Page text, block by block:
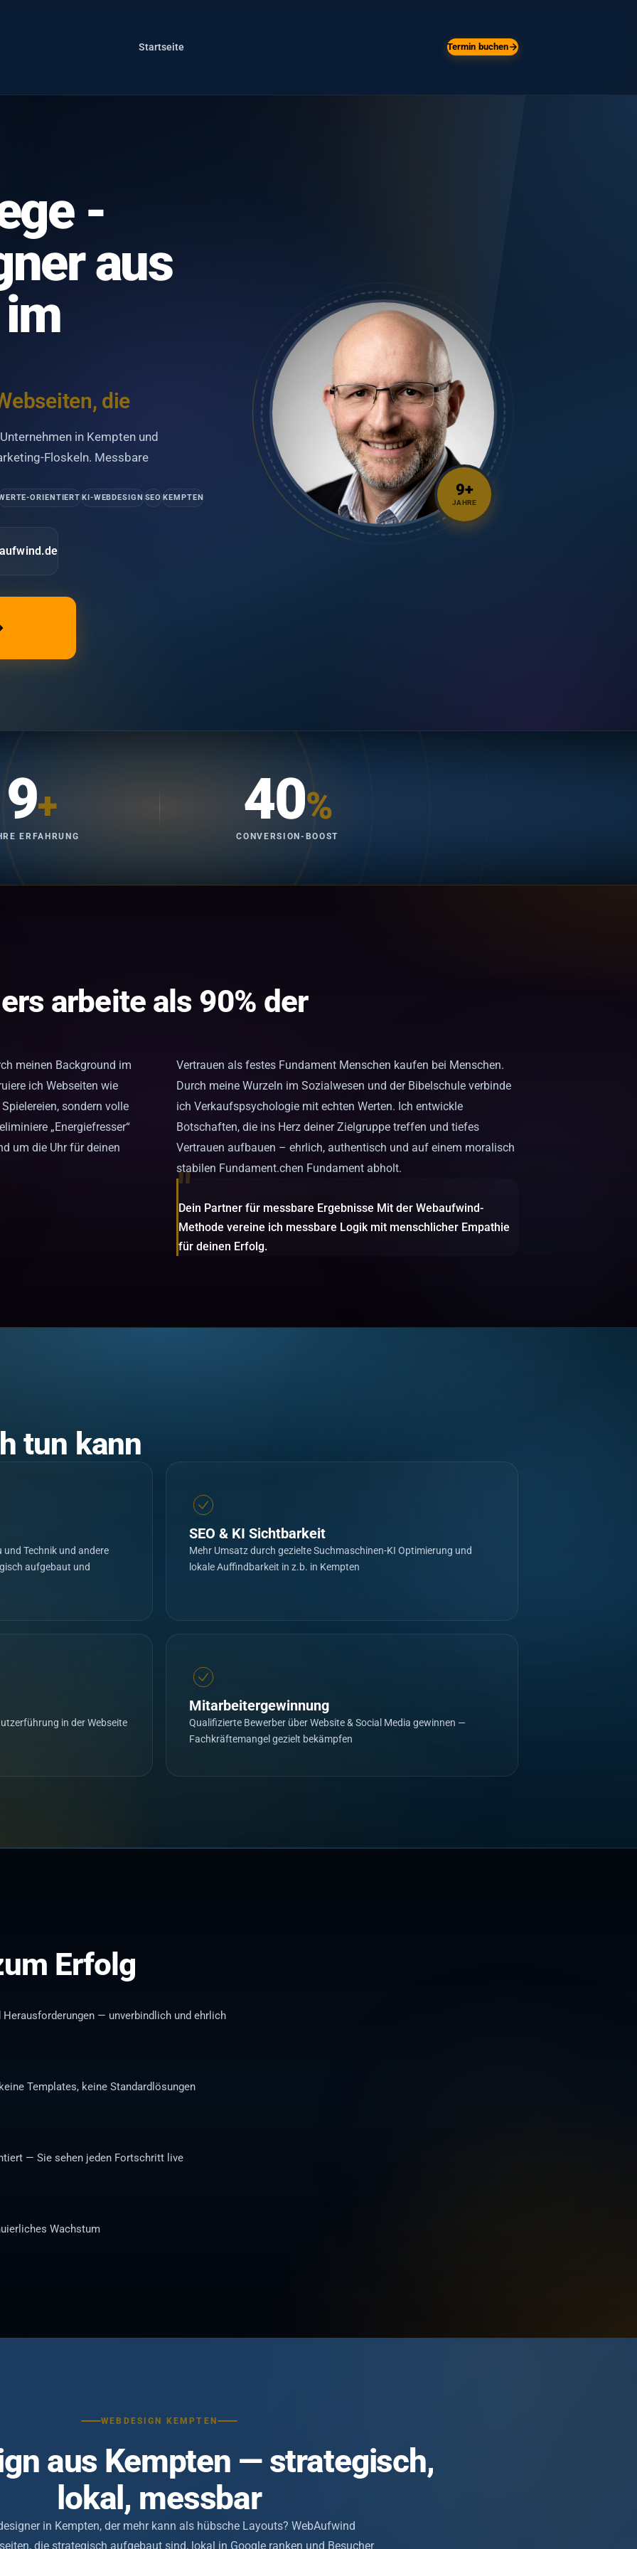
Startseite Termin buchen
-
aus
die
in Kempten und
Floskeln. Messbare
ORIENTIERT KI-WEBDESIGN SEO KEMPTEN 9+
JAHRE
9+
ERFAHRUNG
40%
CONVERSION-BOOST
arbeite als 90% der
meinen Background im
ich Webseiten wie
sondern volle
„Energiefresser“
um die Uhr für deinen
Vertrauen als festes Fundament Menschen kaufen bei Menschen.
Durch meine Wurzeln im Sozialwesen und der Bibelschule verbinde
ich Verkaufspsychologie mit echten Werten. Ich entwickle
Botschaften, die ins Herz deiner Zielgruppe treffen und tiefes
Vertrauen aufbauen – ehrlich, authentisch und auf einem moralisch
stabilen Fundament.chen Fundament abholt.
"
Dein Partner für messbare Ergebnisse Mit der Webaufwind-
Methode vereine ich messbare Logik mit menschlicher Empathie
für deinen Erfolg.
tun kann
Technik und andere
aufgebaut und
SEO & KI Sichtbarkeit
Mehr Umsatz durch gezielte Suchmaschinen-KI Optimierung und
lokale Auffindbarkeit in z.b. in Kempten
in der Webseite
Mitarbeitergewinnung
Qualifizierte Bewerber über Website & Social Media gewinnen —
Fachkräftemangel gezielt bekämpfen
Erfolg
Herausforderungen — unverbindlich und ehrlich
Templates, keine Standardlösungen
— Sie sehen jeden Fortschritt live
Wachstum
WEBDESIGN KEMPTEN
aus Kempten — strategisch,
lokal, messbar
in Kempten, der mehr kann als hübsche Layouts? WebAufwind
die strategisch aufgebaut sind, lokal in Google ranken und Besucher